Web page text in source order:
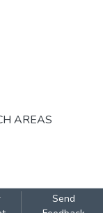
AREAS
Send